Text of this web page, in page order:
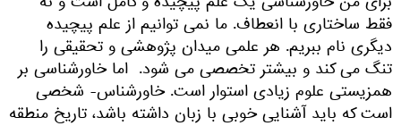
فقط ساختاری با انعطاف. ما نمی توانیم از علم پیچیده
دیگری نام ببریم. هر علمی میدان پژوهشی و تحقیقی را
تنگ می کند و بیشتر تخصصی می شود. اما خاورشناسی بر
همزیستی علوم زیادی استوار است. خاورشناس- شخصی
است که باید آشنایی خوبی با زبان داشته باشد، تاریخ منطقه